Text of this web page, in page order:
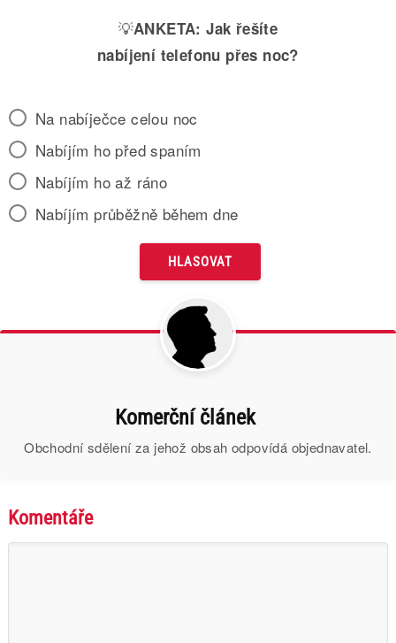
💡ANKETA: Jak řešíte
nabíjení telefonu přes noc?
Na nabíječce celou noc
Nabíjím ho před spaním
Nabíjím ho až ráno
Nabíjím průběžně během dne
Komerční článek
Obchodní sdělení za jehož obsah odpovídá objednavatel.
Komentáře